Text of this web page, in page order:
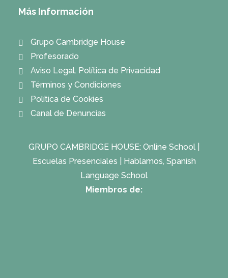
Más Información
Grupo Cambridge House
Profesorado
Aviso Legal. Política de Privacidad
Términos y Condiciones
Política de Cookies
Canal de Denuncias
GRUPO CAMBRIDGE HOUSE: Online School
Escuelas Presenciales
Hablamos, Spanish
Language School
Miembros de: